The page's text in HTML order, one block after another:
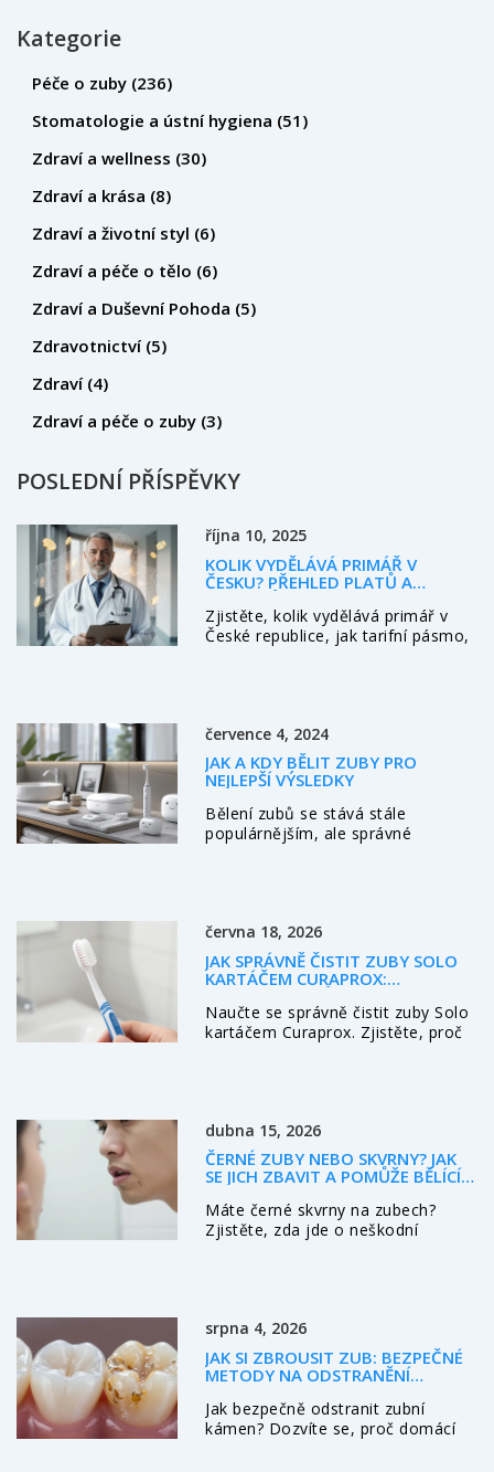
Kategorie
Péče o zuby (236)
Stomatologie a ústní hygiena (51)
Zdraví a wellness (30)
Zdraví a krása (8)
Zdraví a životní styl (6)
Zdraví a péče o tělo (6)
Zdraví a Duševní Pohoda (5)
Zdravotnictví (5)
Zdraví (4)
Zdraví a péče o zuby (3)
POSLEDNÍ PŘÍSPĚVKY
října 10, 2025
KOLIK VYDĚLÁVÁ PRIMÁŘ V
ČESKU? PŘEHLED PLATŮ A
Zjistěte, kolik vydělává primář v
České republice, jak tarifní pásmo,
července 4, 2024
JAK A KDY BĚLIT ZUBY PRO
NEJLEPŠÍ VÝSLEDKY
Bělení zubů se stává stále
populárnějším, ale správné
zubů, včetně domácích metod a
profesionálních postupů. Dozvíte
se také o možných rizicích a jak
minimalizovat nežádoucí účinky.
června 18, 2026
JAK SPRÁVNĚ ČISTIT ZUBY SOLO
KARTÁČEM CURAPROX:
Naučte se správně čistit zuby Solo
kartáčem Curaprox. Zjistěte, proč
dubna 15, 2026
ČERNÉ ZUBY NEBO SKVRNY? JAK
SE JICH ZBAVIT A POMŮŽE BĚLÍCÍ
Máte černé skvrny na zubech?
Zjistěte, zda jde o neškodní
srpna 4, 2026
JAK SI ZBROUSIT ZUB: BEZPEČNÉ
METODY NA ODSTRANĚNÍ
ZUBAŘE
Jak bezpečně odstranit zubní
kámen? Dozvíte se, proč domácí